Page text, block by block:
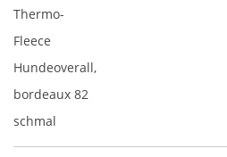
Thermo-
Fleece
Hundeoverall,
bordeaux 82
schmal